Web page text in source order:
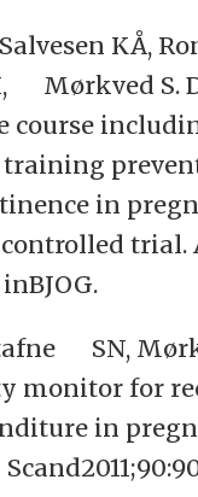
KÅ,
Mørkved S.
course
in
trial.
SN,
monitor for
in